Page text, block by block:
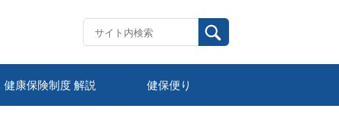
健康保険制度 解説 健保便り